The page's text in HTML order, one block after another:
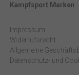
Kampfsport Marken
Impressum
Widerrufsrecht
Allgemeine
Datenschutz- und